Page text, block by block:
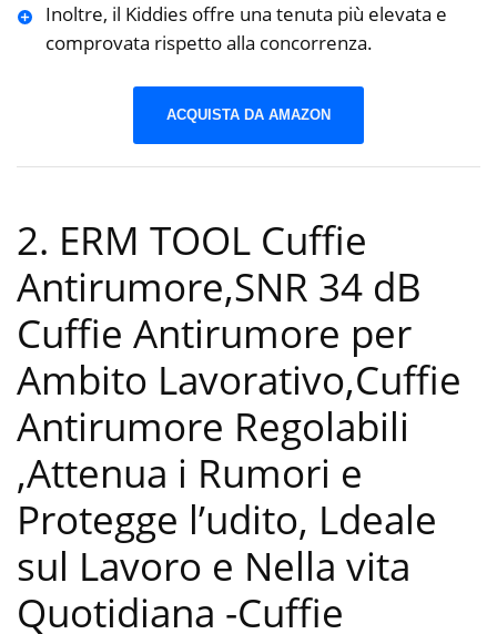
Inoltre, il Kiddies offre una tenuta più elevata e
comprovata rispetto alla concorrenza.
ACQUISTA DA AMAZON
2. ERM TOOL Cuffie
Antirumore,SNR 34 dB
Cuffie Antirumore per
Ambito Lavorativo,Cuffie
Antirumore Regolabili
,Attenua i Rumori e
Protegge l’udito, Ldeale
sul Lavoro e Nella vita
Quotidiana -Cuffie